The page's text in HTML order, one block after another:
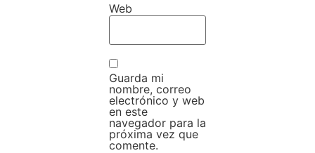
Web
Guarda mi
nombre, correo
electrónico y web
en este
navegador para la
próxima vez que
comente.